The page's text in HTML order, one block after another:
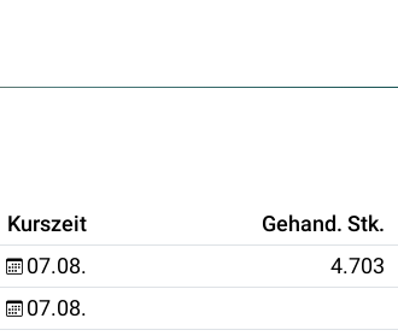
Kurszeit Gehand. Stk.
07.08. 4.703
07.08.